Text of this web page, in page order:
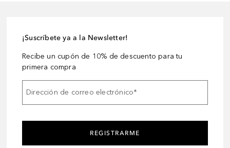
¡Suscríbete ya a la Newsletter!
Recibe un cupón de 10% de descuento para tu
primera compra
Dirección de correo electrónico*
REGISTRARME